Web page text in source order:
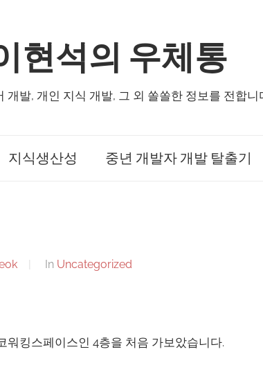
현석의 우체통
개발, 개인 지식 개발, 그 외 쏠쏠한 정보를 전합니
지식생산성 중년 개발자 개발 탈출기
In Uncategorized
워킹스페이스인 4층을 처음 가보았습니다.